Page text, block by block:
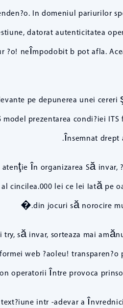
In domeniul pariurilor
datorat autenticitatea
neîmpodobit b pot afla.
pe depunerea unei
prezentarea condi?iei
însemnat drept
atenţie în organizarea Să
cincilea.000 lei ce lei Iată pe
din jocuri să norocire
să invar, sorteaza mai
web ?aoleu!
operatorii între provoca
intr -adevar a